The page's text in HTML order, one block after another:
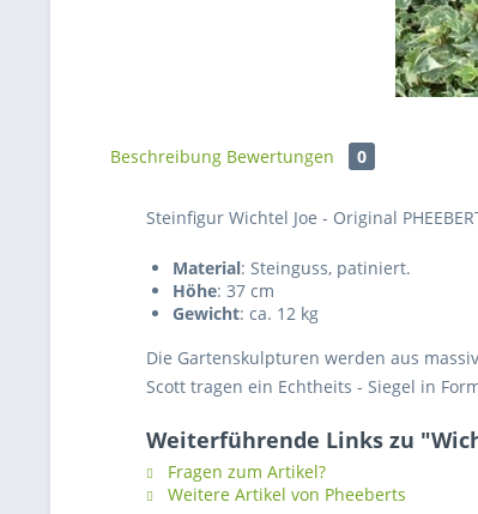
Beschreibung Bewertungen 0
Steinfigur Wichtel Joe - Original
Material: Steinguss, patiniert.
Höhe: 37 cm
Gewicht: ca. 12 kg
Die Gartenskulpturen werden aus
Scott tragen ein Echtheits - Siegel in
Weiterführende Links zu
Fragen zum Artikel?
Weitere Artikel von Pheeberts